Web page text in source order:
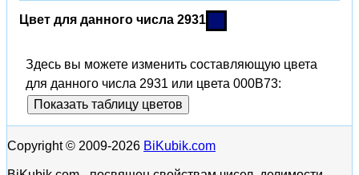
Цвет для данного числа 2931
Здесь вы можете изменить составляющую цвета
для данного числа 2931 или цвета 000B73:
Показать таблицу цветов
Copyright © 2009-2026 BiKubik.com